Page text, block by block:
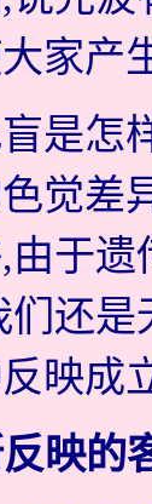
家产
是怎
觉差
由于
们还
映成
映的